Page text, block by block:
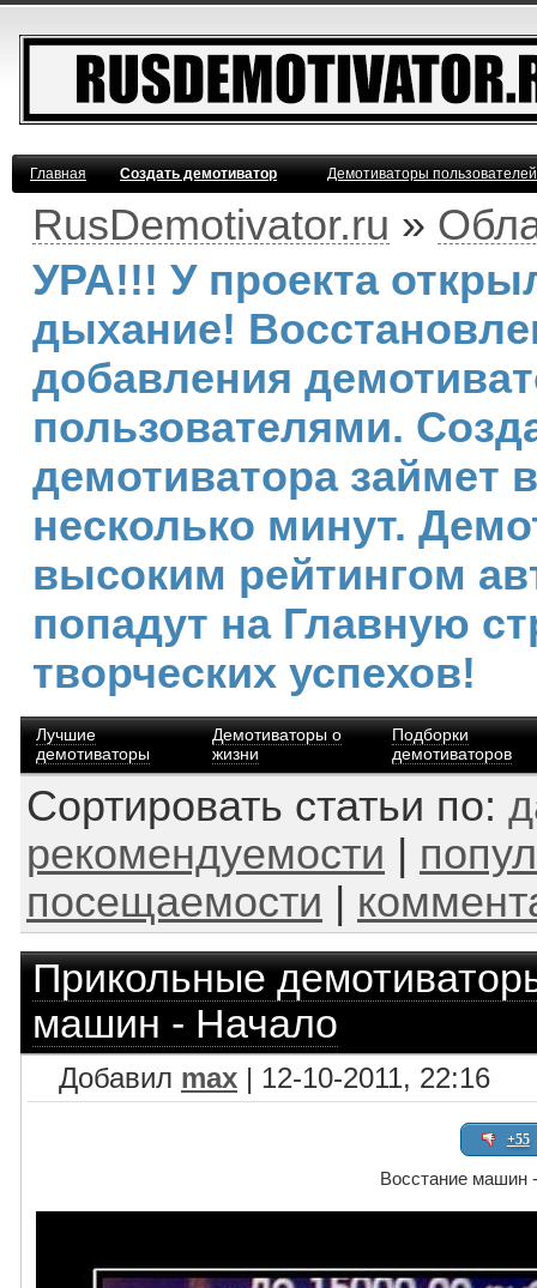
Главная Создать демотиватор Демотиваторы
RusDemotivator.ru »
УРА!!! У проекта
дыхание!
добавления
пользователями.
демотиватора займет
несколько минут.
высоким рейтингом
попадут на Главную
творческих успехов!
Лучшие
демотиваторы
Демотиваторы о
жизни
Подборки
демотиваторов
Сортировать статьи по:
рекомендуемости
посещаемости
Прикольные
машин - Начало
Добавил max | 12-10-2011, 22:16
+55
Восстание машин